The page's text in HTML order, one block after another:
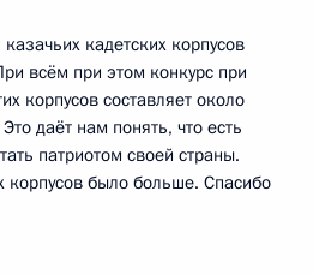
кадетских корпусов
всём при этом конкурс при
корпусов составляет около
даёт нам понять, что есть
патриотом своей страны.
корпусов было больше. Спасибо